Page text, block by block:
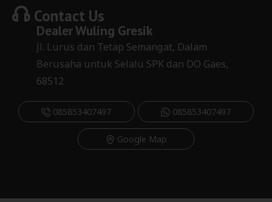
Contact Us
DealerWuling Gresik
Jl. Lurus dan Tetap Semangat, Dalam
Berusaha untuk Selalu SPK dan DO Gaes,
68512
085853407497 085853407497
Google Map